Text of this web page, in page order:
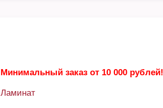
Минимальный заказ от 10 000 рублей!
Ламинат